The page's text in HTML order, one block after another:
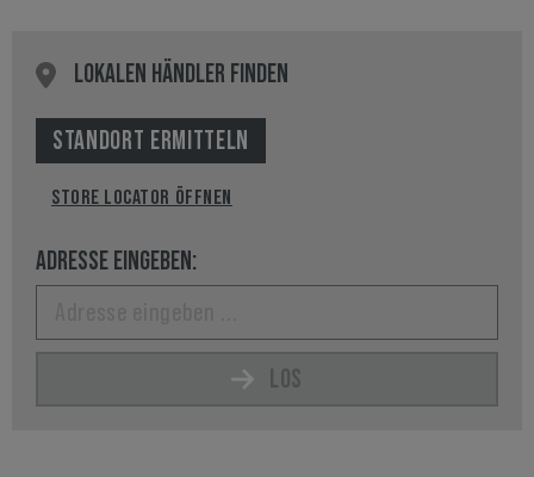
LOKALEN HÄNDLER FINDEN
STANDORT ERMITTELN
STORE LOCATOR ÖFFNEN
ADRESSE EINGEBEN:
LOS